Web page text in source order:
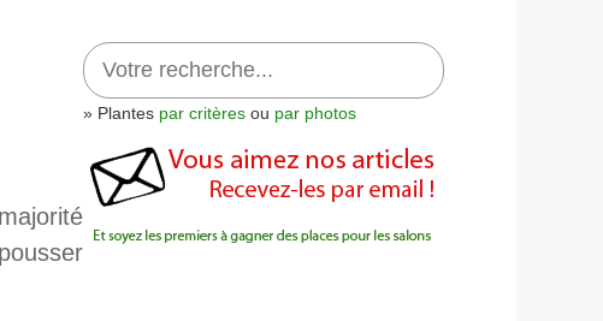
» Plantes par critères ou par photos